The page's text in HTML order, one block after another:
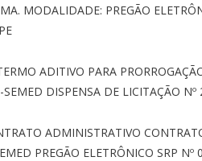
MODALIDADE: PREGÃO
ADITIVO PARA
DISPENSA DE LICITAÇÃO
ADMINISTRATIVO
PREGÃO ELETRÔNICO SRP Nº